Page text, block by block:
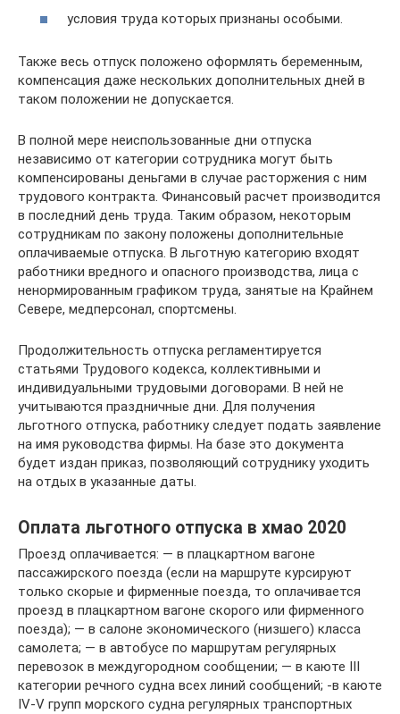
условия труда которых признаны особыми.
Также весь отпуск положено оформлять беременным,
компенсация даже нескольких дополнительных дней в
таком положении не допускается.
В полной мере неиспользованные дни отпуска
независимо от категории сотрудника могут быть
компенсированы деньгами в случае расторжения с ним
трудового контракта. Финансовый расчет производится
в последний день труда. Таким образом, некоторым
сотрудникам по закону положены дополнительные
оплачиваемые отпуска. В льготную категорию входят
работники вредного и опасного производства, лица с
ненормированным графиком труда, занятые на Крайнем
Севере, медперсонал, спортсмены.
Продолжительность отпуска регламентируется
статьями Трудового кодекса, коллективными и
индивидуальными трудовыми договорами. В ней не
учитываются праздничные дни. Для получения
льготного отпуска, работнику следует подать заявление
на имя руководства фирмы. На базе это документа
будет издан приказ, позволяющий сотруднику уходить
на отдых в указанные даты.
Оплата льготного отпуска в хмао 2020
Проезд оплачивается: — в плацкартном вагоне
пассажирского поезда (если на маршруте курсируют
только скорые и фирменные поезда, то оплачивается
проезд в плацкартном вагоне скорого или фирменного
поезда); — в салоне экономического (низшего) класса
самолета; — в автобусе по маршрутам регулярных
перевозок в междугородном сообщении; — в каюте III
категории речного судна всех линий сообщений; -в каюте
IV-V групп морского судна регулярных транспортных